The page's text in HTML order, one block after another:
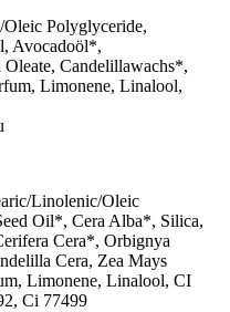
Polyglyceride,
Avocadoöl*,
Candelillawachs*,
Limonene, Linalool,
Linolenic/Oleic
Oil*, Cera Alba*, Silica,
Cera*, Orbignya
Cera, Zea Mays
Limonene, Linalool, CI
Ci 77499